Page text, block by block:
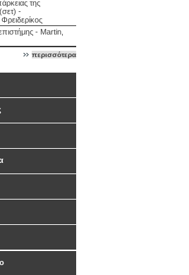
της
-
- Martin,
περισσότερα